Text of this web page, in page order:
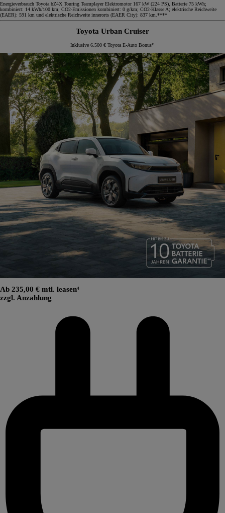
Energieverbrauch Toyota bZ4X Touring Teamplayer Elektromotor 167 kW (224 PS), Batterie 75 kWh;
kombiniert: 14 kWh/100 km; CO2-Emissionen kombiniert: 0 g/km; CO2-Klasse A; elektrische Reichweite
(EAER): 591 km und elektrische Reichweite innerorts (EAER City): 837 km.****
Toyota Urban Cruiser
Inklusive 6.500 € Toyota E-Auto Bonus¹¹
Ab 235,00 € mtl. leasen⁴
zzgl. Anzahlung